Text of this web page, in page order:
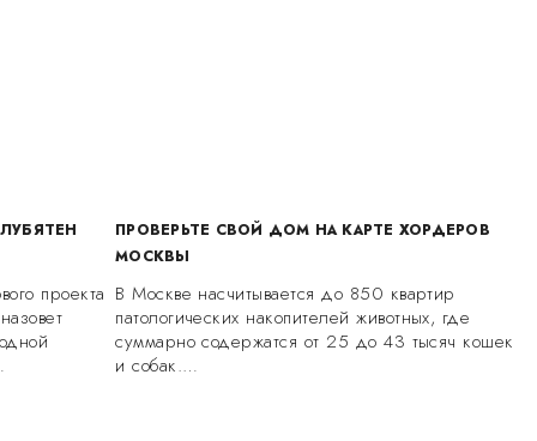
проекта
ПРОВЕРЬТЕ СВОЙ ДОМ НА КАРТЕ ХОРДЕРОВ
МОСКВЫ
В Москве насчитывается до 850 квартир
патологических накопителей животных, где
суммарно содержатся от 25 до 43 тысяч кошек
и собак.…